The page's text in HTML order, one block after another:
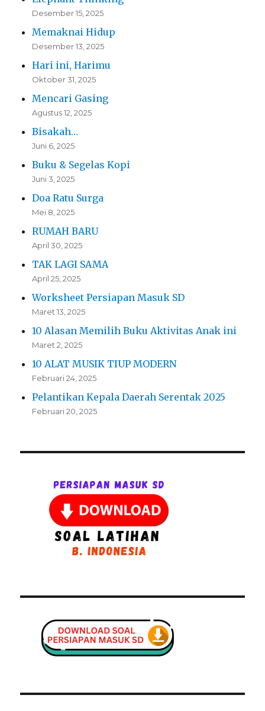
Desember 15, 2025
Memaknai Hidup
Desember 13, 2025
Hari ini, Harimu
Oktober 31, 2025
Mencari Gasing
Agustus 12, 2025
Bisakah…
Juni 6, 2025
Buku & Segelas Kopi
Juni 3, 2025
Doa Ratu Surga
Mei 8, 2025
RUMAH BARU
April 30, 2025
TAK LAGI SAMA
April 25, 2025
Worksheet Persiapan Masuk SD
Maret 13, 2025
10 Alasan Memilih Buku Aktivitas Anak ini
Maret 2, 2025
10 ALAT MUSIK TIUP MODERN
Februari 24, 2025
Pelantikan Kepala Daerah Serentak 2025
Februari 20, 2025